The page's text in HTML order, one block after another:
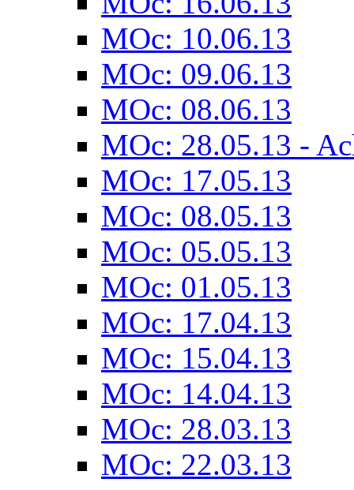
MOc: 10.06.13
MOc: 09.06.13
MOc: 08.06.13
MOc: 28.05.13 -
MOc: 17.05.13
MOc: 08.05.13
MOc: 05.05.13
MOc: 01.05.13
MOc: 17.04.13
MOc: 15.04.13
MOc: 14.04.13
MOc: 28.03.13
MOc: 22.03.13